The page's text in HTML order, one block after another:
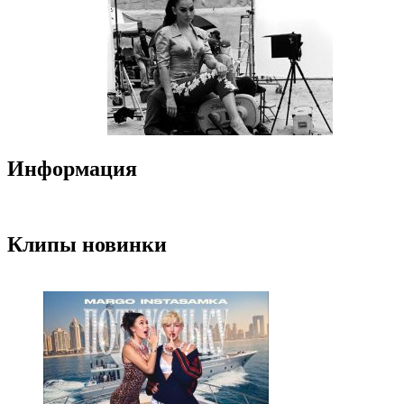
Информация
Клипы новинки